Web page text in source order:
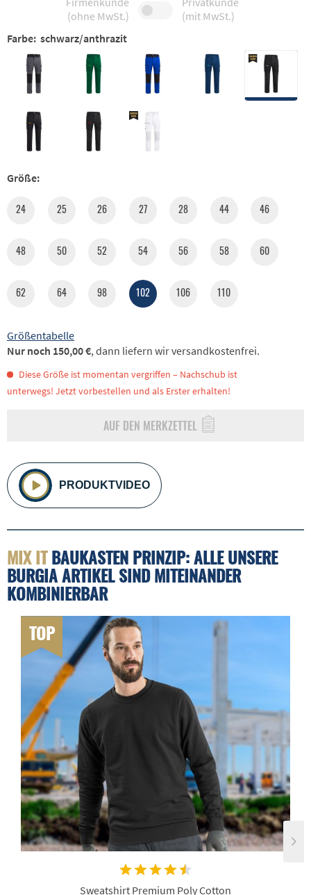
(ohne MwSt.)
(mit MwSt.)
Farbe: schwarz/anthrazit
Größe:
24 25 26 27 28 44 46
48 50 52 54 56 58 60
62 64 98 102 106 110
Größentabelle
Diese Größe ist momentan vergriffen – Nachschub ist
unterwegs! Jetzt vorbestellen und als Erster erhalten!
AUF DEN MERKZETTEL
PRODUKTVIDEO
Nur noch 150,00 €, dann liefern wir versandkostenfrei.
MIX ITBAUKASTEN PRINZIP: ALLE UNSERE
BURGIA ARTIKEL SIND MITEINANDER
KOMBINIERBAR
TOP
Sweatshirt Premium Poly Cotton